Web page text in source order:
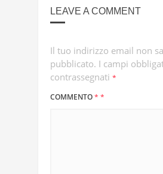
LEAVE A COMMENT
Il tuo indirizzo email non
pubblicato. I campi
contrassegnati *
COMMENTO* *